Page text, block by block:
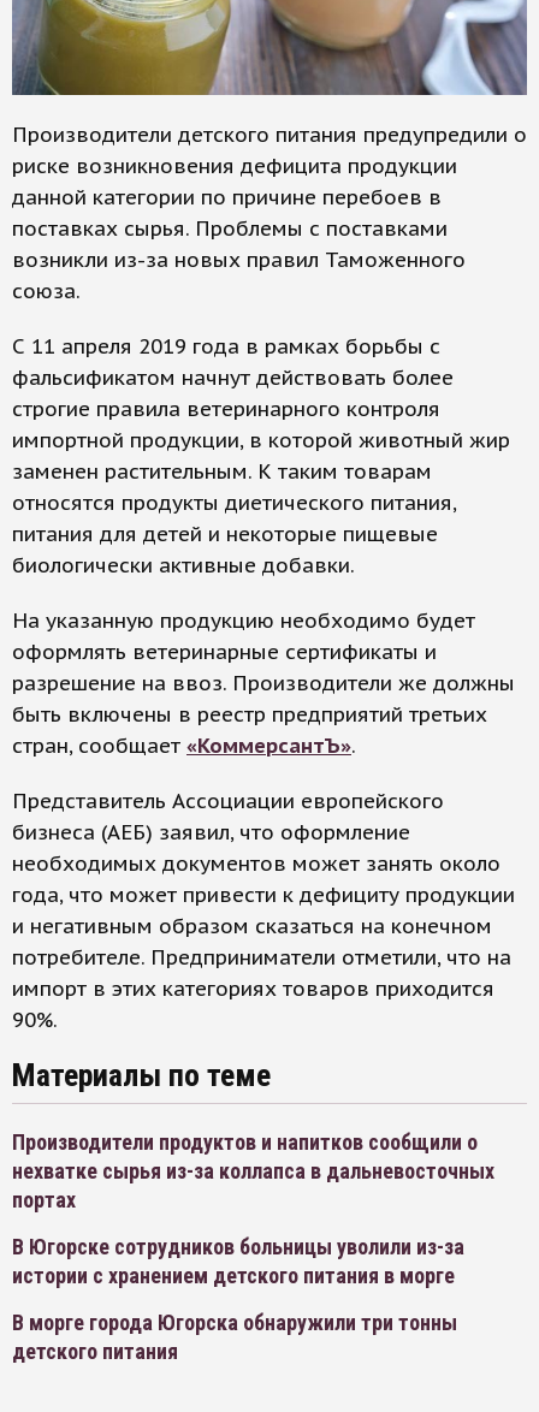
Производители детского питания предупредили о
риске возникновения дефицита продукции
данной категории по причине перебоев в
поставках сырья. Проблемы с поставками
возникли из-за новых правил Таможенного
союза.
С 11 апреля 2019 года в рамках борьбы с
фальсификатом начнут действовать более
строгие правила ветеринарного контроля
импортной продукции, в которой животный жир
заменен растительным. К таким товарам
относятся продукты диетического питания,
питания для детей и некоторые пищевые
биологически активные добавки.
На указанную продукцию необходимо будет
оформлять ветеринарные сертификаты и
разрешение на ввоз. Производители же должны
быть включены в реестр предприятий третьих
стран, сообщает «КоммерсантЪ».
Представитель Ассоциации европейского
бизнеса (АЕБ) заявил, что оформление
необходимых документов может занять около
года, что может привести к дефициту продукции
и негативным образом сказаться на конечном
потребителе. Предприниматели отметили, что на
импорт в этих категориях товаров приходится
90%.
Материалы по теме
Производители продуктов и напитков сообщили о
нехватке сырья из-за коллапса в дальневосточных
портах
В Югорске сотрудников больницы уволили из-за
истории с хранением детского питания в морге
В морге города Югорска обнаружили три тонны
детского питания